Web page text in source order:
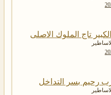
تاج الملوك الاصلى
رحيم بسر التداخل